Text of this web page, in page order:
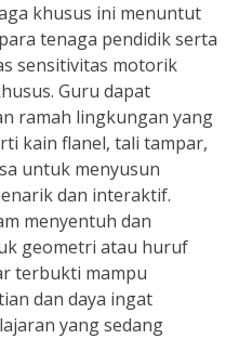
khusus ini menuntut
tenaga pendidik serta
sensitivitas motorik
Guru dapat
ramah lingkungan yang
kain flanel, tali tampar,
untuk menyusun
dan interaktif.
menyentuh dan
geometri atau huruf
terbukti mampu
dan daya ingat
yang sedang